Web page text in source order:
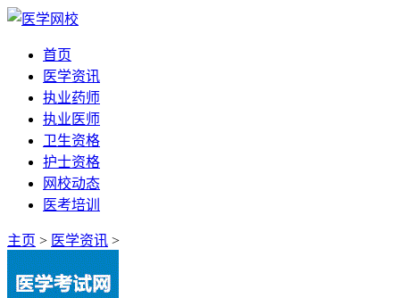
首页
医学资讯
执业药师
执业医师
卫生资格
护士资格
网校动态
医考培训
主页 > 医学资讯 >